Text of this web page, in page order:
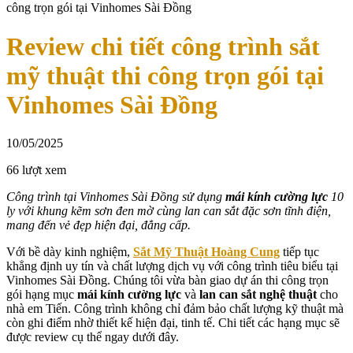
công trọn gói tại Vinhomes Sài Đồng
Review chi tiết công trình sắt
mỹ thuật thi công trọn gói tại
Vinhomes Sài Đồng
10/05/2025
66 lượt xem
Công trình tại Vinhomes Sài Đồng sử dụng mái kính cường lực 10
ly với khung kẽm sơn đen mờ cùng lan can sắt đặc sơn tĩnh điện,
mang đến vẻ đẹp hiện đại, đẳng cấp.
Với bề dày kinh nghiệm, Sắt Mỹ Thuật Hoàng Cung tiếp tục
khẳng định uy tín và chất lượng dịch vụ với công trình tiêu biểu tại
Vinhomes Sài Đồng. Chúng tôi vừa bàn giao dự án thi công trọn
gói hạng mục mái kính cường lực và lan can sắt nghệ thuật cho
nhà em Tiến. Công trình không chỉ đảm bảo chất lượng kỹ thuật mà
còn ghi điểm nhờ thiết kế hiện đại, tinh tế. Chi tiết các hạng mục sẽ
được review cụ thể ngay dưới đây.